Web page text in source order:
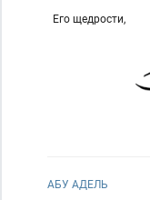
Его щедрости,
АБУ АДЕЛЬ